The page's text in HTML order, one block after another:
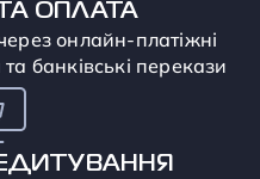
ОПЛАТА
онлайн-платіжні
банківські перекази